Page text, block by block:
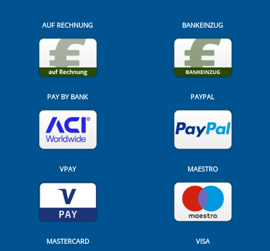
AUF RECHNUNG BANKEINZUG
PAY BY BANK PAYPAL
VPAY MAESTRO
MASTERCARD VISA